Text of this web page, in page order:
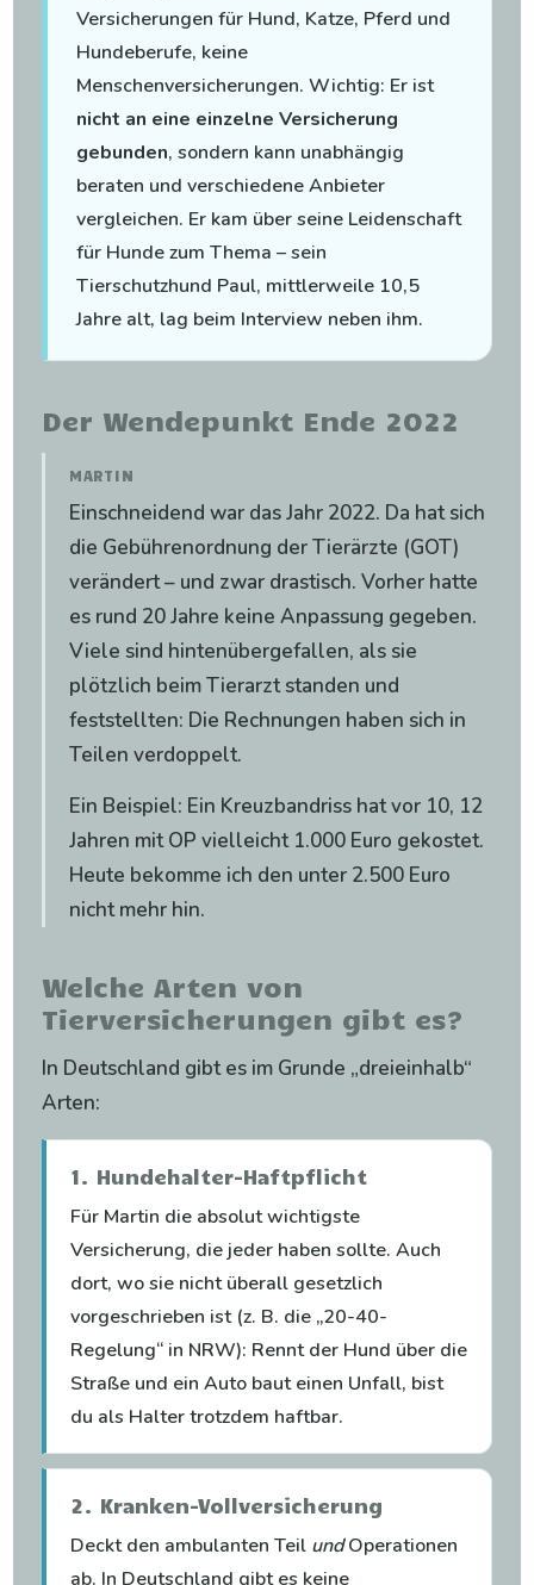
Versicherungen für Hund, Katze, Pferd und
Hundeberufe, keine
Menschenversicherungen. Wichtig: Er ist
nicht an eine einzelne Versicherung
gebunden, sondern kann unabhängig
beraten und verschiedene Anbieter
vergleichen. Er kam über seine Leidenschaft
für Hunde zum Thema – sein
Tierschutzhund Paul, mittlerweile 10,5
Jahre alt, lag beim Interview neben ihm.
Der Wendepunkt Ende 2022
MARTIN
Einschneidend war das Jahr 2022. Da hat sich
die Gebührenordnung der Tierärzte (GOT)
verändert – und zwar drastisch. Vorher hatte
es rund 20 Jahre keine Anpassung gegeben.
Viele sind hintenübergefallen, als sie
plötzlich beim Tierarzt standen und
feststellten: Die Rechnungen haben sich in
Teilen verdoppelt.
Ein Beispiel: Ein Kreuzbandriss hat vor 10, 12
Jahren mit OP vielleicht 1.000 Euro gekostet.
Heute bekomme ich den unter 2.500 Euro
nicht mehr hin.
Welche Arten von
Tierversicherungen gibt es?
In Deutschland gibt es im Grunde „dreieinhalb“
Arten:
1. Hundehalter-Haftpflicht
Für Martin die absolut wichtigste
Versicherung, die jeder haben sollte. Auch
dort, wo sie nicht überall gesetzlich
vorgeschrieben ist (z. B. die „20-40-
Regelung“ in NRW): Rennt der Hund über die
Straße und ein Auto baut einen Unfall, bist
du als Halter trotzdem haftbar.
2. Kranken-Vollversicherung
Deckt den ambulanten Teil undOperationen
ab. In Deutschland gibt es keine